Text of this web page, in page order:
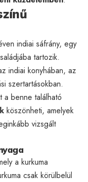
indiai sáfrány, egy
tartozik.
indiai konyhában, az
szertartásokban.
benne található
köszönheti, amelyek
vizsgált
a kurkuma
csak körülbelül